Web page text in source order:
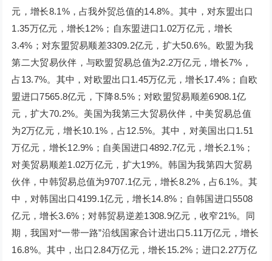
元，增长8.1%，占我外贸总值的14.8%。其中，对东盟出口
1.35万亿元，增长12%；自东盟进口1.02万亿元，增长
3.4%；对东盟贸易顺差3309.2亿元，扩大50.6%。欧盟为我
第二大贸易伙伴，与欧盟贸易总值为2.2万亿元，增长7%，
占13.7%。其中，对欧盟出口1.45万亿元，增长17.4%；自欧
盟进口7565.8亿元，下降8.5%；对欧盟贸易顺差6908.1亿
元，扩大70.2%。美国为我第三大贸易伙伴，中美贸易总值
为2万亿元，增长10.1%，占12.5%。其中，对美国出口1.51
万亿元，增长12.9%；自美国进口4892.7亿元，增长2.1%；
对美贸易顺差1.02万亿元，扩大19%。韩国为我第四大贸易
伙伴，中韩贸易总值为9707.1亿元，增长8.2%，占6.1%。其
中，对韩国出口4199.1亿元，增长14.8%；自韩国进口5508
亿元，增长3.6%；对韩贸易逆差1308.9亿元，收窄21%。同
期，我国对“一带一路”沿线国家合计进出口5.11万亿元，增长
16.8%。其中，出口2.84万亿元，增长15.2%；进口2.27万亿